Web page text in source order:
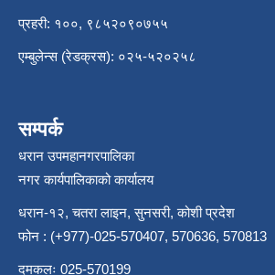
प्रहरी: १००, ९८५२०९०७५५
एम्बुलेन्स (रेडक्रस): ०२५-५२०२५८
सम्पर्क
धरान उपमहानगरपालिका
नगर कार्यपालिकाको कार्यालय
धरान-१२, चतरा लाइन, सुनसरी, कोशी प्रदेश
फोन : (+977)-025-570407, 570636, 570813
दमकलः 025-570199